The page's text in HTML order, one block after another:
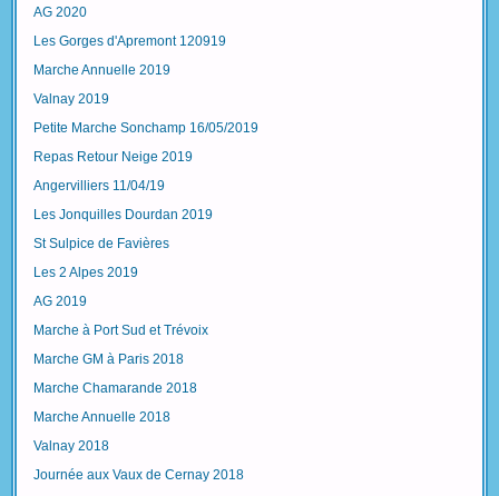
AG 2020
Les Gorges d'Apremont 120919
Marche Annuelle 2019
Valnay 2019
Petite Marche Sonchamp 16/05/2019
Repas Retour Neige 2019
Angervilliers 11/04/19
Les Jonquilles Dourdan 2019
St Sulpice de Favières
Les 2 Alpes 2019
AG 2019
Marche à Port Sud et Trévoix
Marche GM à Paris 2018
Marche Chamarande 2018
Marche Annuelle 2018
Valnay 2018
Journée aux Vaux de Cernay 2018